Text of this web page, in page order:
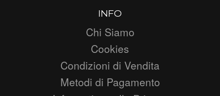
INFO
Chi Siamo
Cookies
Condizioni di Vendita
Metodi di Pagamento